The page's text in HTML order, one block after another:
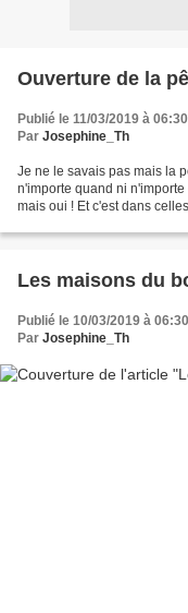
Ouverture de la
Publié le 11/03/2019 à 06:30
Par Josephine_Th
Je ne le savais pas mais la
n'importe quand ni
mais oui ! Et c'est dans
Les maisons du
Publié le 10/03/2019 à 06:30
Par Josephine_Th